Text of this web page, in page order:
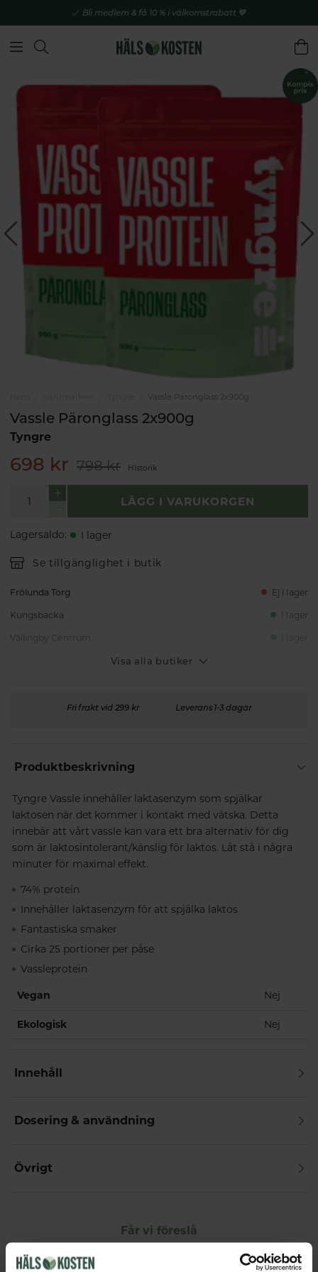
Bli medlem & få 10 % i välkomstrabatt 💚
Vassle Päronglass 2x900g
Vassle Päronglass 2x900g
Tyngre
698 kr 798 kr Historik
LÄGG I VARUKORGEN
Lagersaldo: I lager
Se tillgänglighet i butik
Frölunda Torg Ej i lager
Kungsbacka I lager
Visa alla butiker
Fri frakt vid 299 kr Leverans 1-3 dagar
Produktbeskrivning
Tyngre Vassle innehåller laktasenzym som spjälkar
laktosen när det kommer i kontakt med vätska. Detta
innebär att vårt vassle kan vara ett bra alternativ för dig
som är laktosintolerant/känslig för laktos. Låt stå i några
minuter för maximal effekt.
74% protein
Innehåller laktasenzym för att spjälka laktos
Fantastiska smaker
Cirka 25 portioner per påse
Vassleprotein
Vegan Nej
Ekologisk Nej
Innehåll
Dosering & användning
Övrigt
Får vi föreslå
Andra köpte också